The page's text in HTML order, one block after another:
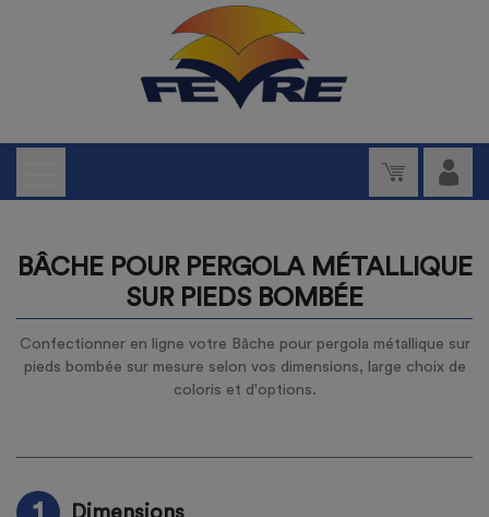
BÂCHE POUR PERGOLA MÉTALLIQUE
SUR PIEDS BOMBÉE
Confectionner en ligne votre Bâche pour pergola métallique sur
pieds bombée sur mesure selon vos dimensions, large choix de
coloris et d'options.
Dimensions